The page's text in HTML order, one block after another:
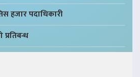
हजार पदाधिकारी
प्रतिबन्ध